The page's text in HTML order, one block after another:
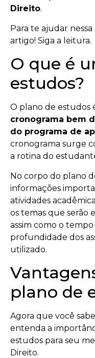
Direito.
Para te ajudar
artigo! Siga a leitura.
O que é
estudos?
O plano de estudos
cronograma bem
do programa de
cronograma surge
a rotina do
No corpo do plano
informações
atividades
os temas que serão
assim como o
profundidade dos
utilizado.
plano de
Agora que você
entenda a
estudos para seu
Direito.